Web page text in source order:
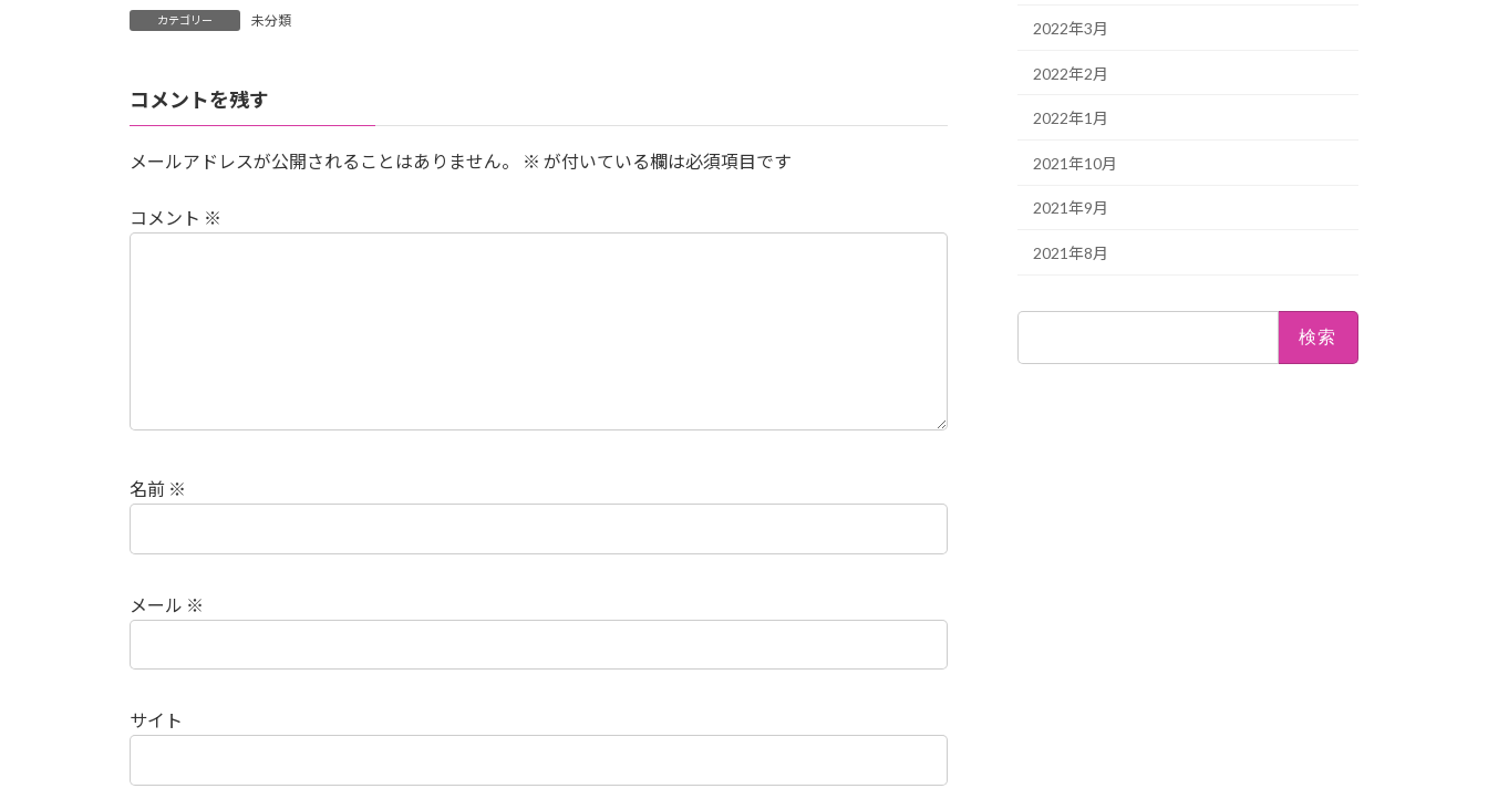
カテゴリー 未分類
コメントを残す
メールアドレスが公開されることはありません。 ※ が付いている欄は必須項目です
コメント ※
名前 ※
メール ※
サイト
2022年3月
2022年2月
2022年1月
2021年10月
2021年9月
2021年8月